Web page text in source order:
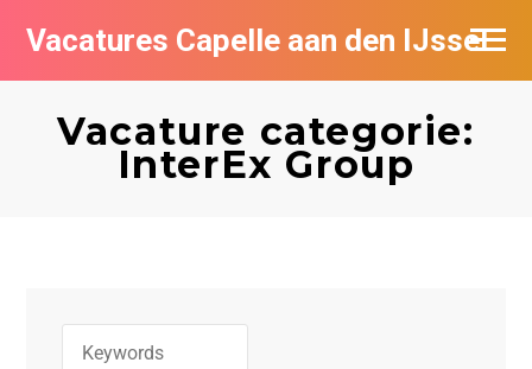
Vacatures Capelle aan den IJssel
Vacature categorie:
InterEx Group